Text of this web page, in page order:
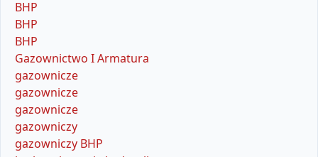
BHP
BHP
BHP
Gazownictwo I Armatura
gazownicze
gazownicze
gazownicze
gazowniczy
gazowniczy BHP